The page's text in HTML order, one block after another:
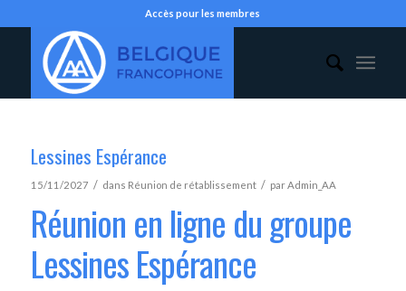
Accès pour les membres
Lessines Espérance
15/11/2027 / dans Réunion de rétablissement / parAdmin_AA
Réunion en ligne du groupe
Lessines Espérance